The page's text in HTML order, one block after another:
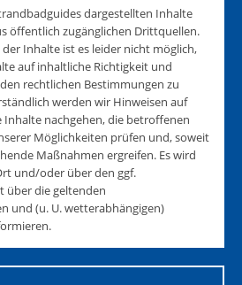
dargestellten Inhalte
öffentlich zugänglichen Drittquellen.
Inhalte ist es leider nicht möglich,
auf inhaltliche Richtigkeit und
rechtlichen Bestimmungen zu
werden wir Hinweisen auf
Inhalte nachgehen, die betroffenen
Möglichkeiten prüfen und, soweit
Maßnahmen ergreifen. Es wird
und/oder über den ggf.
über die geltenden
und (u. U. wetterabhängigen)